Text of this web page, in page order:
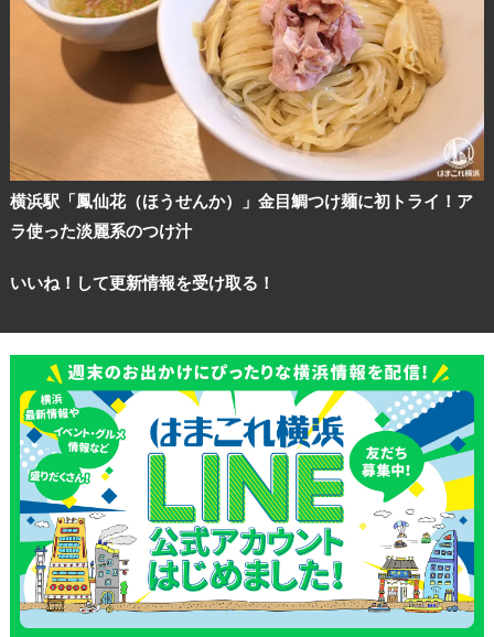
横浜駅「鳳仙花（ほうせんか）」金目鯛つけ麺に初トライ！ア
ラ使った淡麗系のつけ汁
いいね！して更新情報を受け取る！
観光ガイド
ランキング
ブログ記事
サイトについて